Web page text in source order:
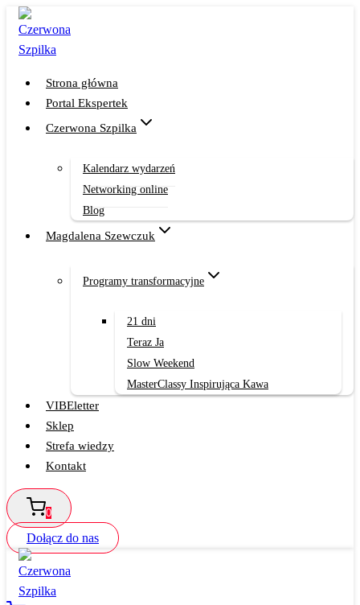
Przejdź
treści
Strona główna
Portal Ekspertek
Czerwona Szpilka
Kalendarz wydarzeń
Networking online
Blog
Magdalena Szewczuk
Programy transformacyjne
21 dni
Teraz Ja
Slow Weekend
MasterClassy Inspirująca Kawa
VIBEletter
Sklep
Strefa wiedzy
Kontakt
0
Dołącz do nas